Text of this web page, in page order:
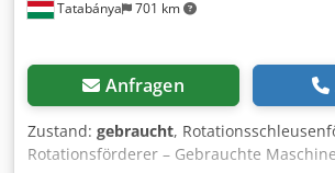
Tatabánya 701 km
Anfragen
Zustand: gebraucht,
Rotationsförderer – Gebrauchte